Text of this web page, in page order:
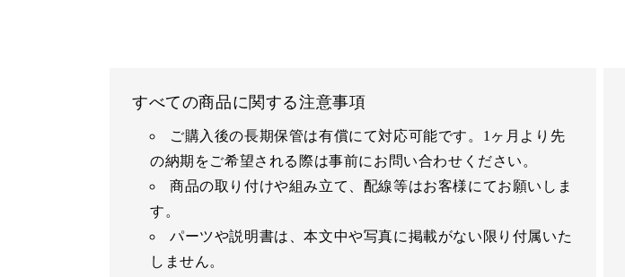
すべての商品に関する注意事項
ご購入後の長期保管は有償にて対応可能です。1ヶ月より先
の納期をご希望される際は事前にお問い合わせください。
商品の取り付けや組み立て、配線等はお客様にてお願いしま
す。
パーツや説明書は、本文中や写真に掲載がない限り付属いた
しません。